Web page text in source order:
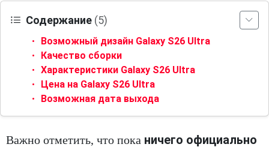
Содержание (5)
Возможный дизайн Galaxy S26 Ultra
Качество сборки
Характеристики Galaxy S26 Ultra
Цена на Galaxy S26 Ultra
Возможная дата выхода
Важно отметить, что пока ничего официально